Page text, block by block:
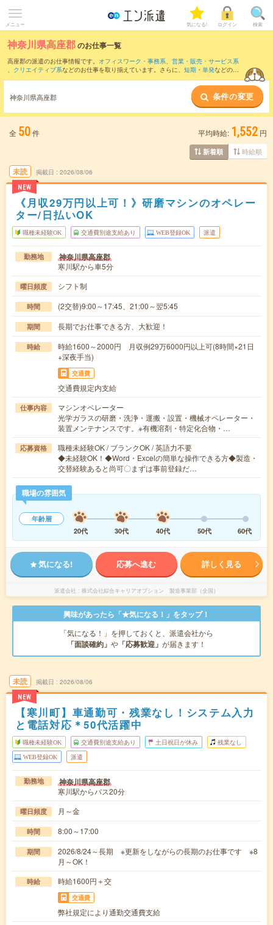
メニュー 気になる! ログイン 検索
神奈川県高座郡のお仕事一覧
高座郡の派遣のお仕事情報です。 オフィスワーク・事務系、 営業・販売・サービス系
、 クリエイティブ系などのお仕事を取り揃えています。さらに、 短期 ・ 単発などの期
また、厚木市・海老名市
など隣接エリアのお仕事もご確認いただ
けます。
神奈川県高座郡 条件の変更
全 50件 平均時給: 1,552 円
新着順 時給順
未読
NEW
掲載日 2026/08/06
《月収29万円以上可！》研磨マシンのオペレー
ター/日払いOK
職種未経験OK 交通費別途支給あり WEB登録OK 派遣
勤務地 神奈川県高座郡
寒川駅から車5分
曜日頻度 シフト制
時間 (2交替)9:00～17:45、21:00～翌5:45
期間 長期でお仕事できる方、大歓迎！
時給
時給1600～2000円 月収例29万6000円以上可(8時間×21日
+深夜手当)
交通費
交通費規定内支給
仕事内容
マシンオペレーター
光学ガラスの研磨・洗浄・運搬・設置・機械オペレーター・
装置メンテナンスです。※有機溶剤・特定化合物・…
応募資格
職種未経験OK / ブランクOK / 英語力不要
◆未経験OK！◆Word・Excelの簡単な操作できる方◆製造・
交替経験あると尚可〇まずは事前登録だ…
職場の雰囲気
年齢層
20代
30代 40代 50代 60代
気になる! 応募へ進む 詳しく見る
派遣会社 株式会社綜合キャリアオプション 製造事業部（全国）
興味があったら「★気になる！」をタップ！
「気になる！」を押しておくと、派遣会社から
「面談確約」 や 「応募歓迎」 が届きます！
未読
NEW
掲載日 2026/08/06
【寒川町】車通勤可・残業なし！システム入力
と電話対応＊50代活躍中
職種未経験OK 交通費別途支給あり 土日祝日が休み 残業なし
WEB登録OK 派遣
勤務地 神奈川県高座郡
寒川駅からバス20分
曜日頻度 月～金
時間 8:00～17:00
期間
2026/8/24～長期 ※更新をしながらの長期のお仕事です ※8
月～OK！
時給 時給1600円＋交
交通費
弊社規定により通勤交通費支給